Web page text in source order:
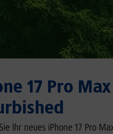
17 Pro Max
Ihr neues iPhone 17 Pro